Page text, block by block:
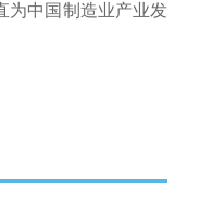
为中国制造业产业发